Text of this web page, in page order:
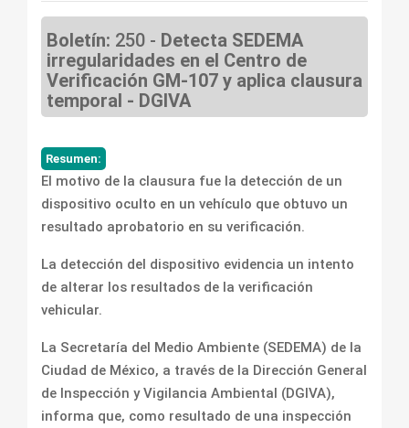
Boletín: 250 - Detecta SEDEMA
irregularidades en el Centro de
Verificación GM-107 y aplica clausura
temporal - DGIVA
Resumen:
El motivo de la clausura fue la detección de un
dispositivo oculto en un vehículo que obtuvo un
resultado aprobatorio en su verificación.
La detección del dispositivo evidencia un intento
de alterar los resultados de la verificación
vehicular.
La Secretaría del Medio Ambiente (SEDEMA) de la
Ciudad de México, a través de la Dirección General
de Inspección y Vigilancia Ambiental (DGIVA),
informa que, como resultado de una inspección